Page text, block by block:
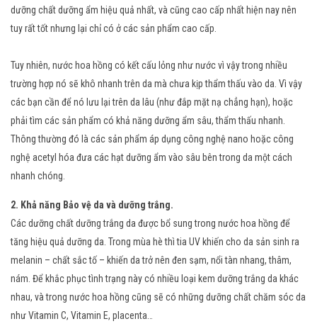
dưỡng chất dưỡng ẩm hiệu quả nhất, và cũng cao cấp nhất hiện nay nên
tuy rất tốt nhưng lại chỉ có ở các sản phẩm cao cấp.
Tuy nhiên, nước hoa hồng có kết cấu lỏng như nước vì vậy trong nhiều
trường hợp nó sẽ khô nhanh trên da mà chưa kịp thẩm thấu vào da. Vì vậy
các bạn cần để nó lưu lại trên da lâu (như đắp mặt nạ chẳng hạn), hoặc
phải tìm các sản phẩm có khả năng dưỡng ẩm sâu, thẩm thấu nhanh.
Thông thường đó là các sản phẩm áp dụng công nghệ nano hoặc công
nghệ acetyl hóa đưa các hạt dưỡng ẩm vào sâu bên trong da một cách
nhanh chóng.
2. Khả năng Bảo vệ da và dưỡng trắng.
Các dưỡng chất dưỡng trắng da được bổ sung trong nước hoa hồng để
tăng hiệu quả dưỡng da. Trong mùa hè thì tia UV khiến cho da sản sinh ra
melanin – chất sắc tố – khiến da trở nên đen sạm, nổi tàn nhang, thâm,
nám. Để khắc phục tình trạng này có nhiều loại kem dưỡng trắng da khác
nhau, và trong nước hoa hồng cũng sẽ có những dưỡng chất chăm sóc da
như Vitamin C, Vitamin E, placenta…